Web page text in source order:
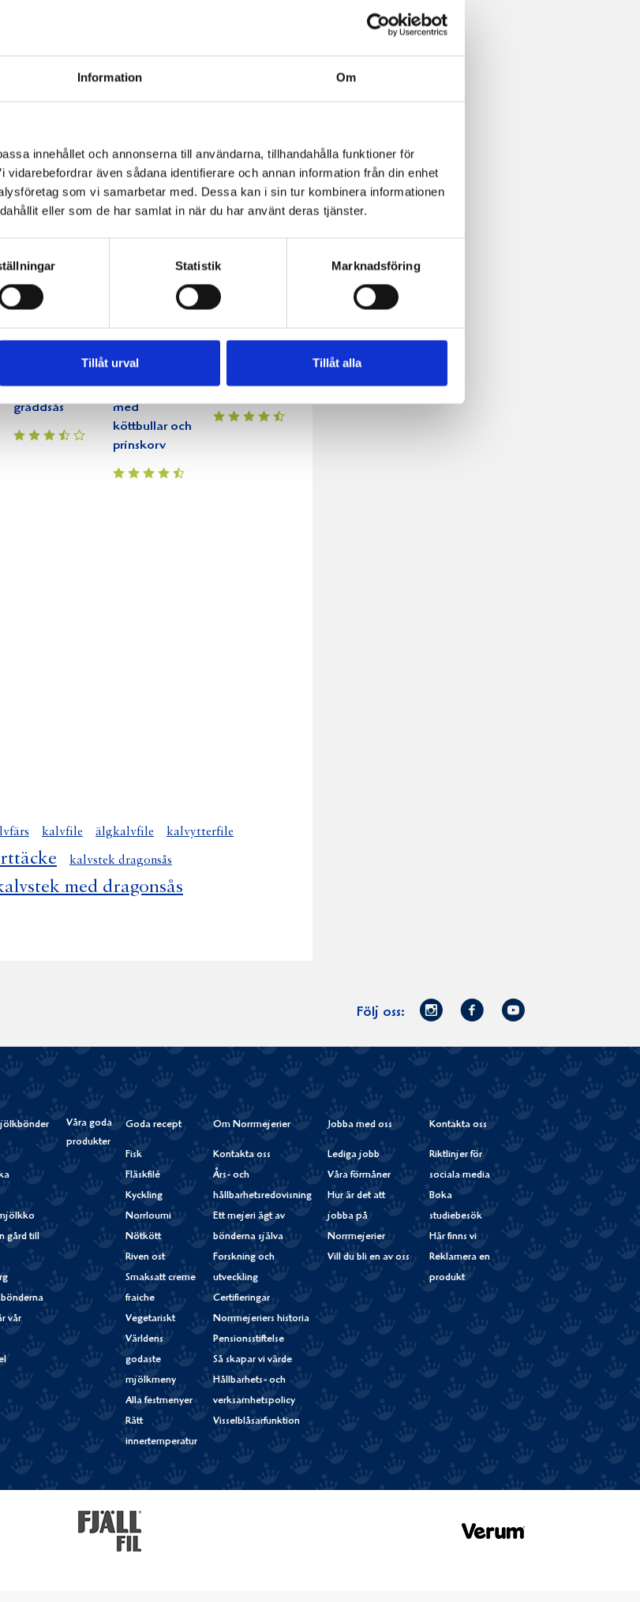
Information Om
innehållet och annonserna till användarna, tillhandahålla funktioner för
även sådana identifierare och annan information från din enhet
som vi samarbetar med. Dessa kan i sin tur kombinera informationen
eller som de har samlat in när du har använt deras tjänster.
Statistik Marknadsföring
Tillåt urval Tillåt alla
Grillad
fläskfilé med
citronsås och
ugnsbakade
Wallenbergare
Rödvinsmarinerad
biff med
rosmarinpotatis
och
Småbiffar i
gräddsås
Minispett
med
köttbullar och
prinskorv
Köttbullar
kalvfile älgkalvfile kalvytterfile
kalvstek dragonsås
med dragonsås
Följ oss:
Norrmejerier
Instagram
Facebook
Youtube
gård till
vår
Våra goda
produkter
Goda recept
Fisk
Fläskfilé
Kyckling
Norrloumi
Nötkött
Riven ost
Smaksatt creme
fraiche
Vegetariskt
Världens
godaste
mjölkmeny
Alla festmenyer
Rätt
innertemperatur
Om Norrmejerier
Kontakta oss
Års- och
hållbarhetsredovisning
Ett mejeri ägt av
bönderna själva
Forskning och
utveckling
Certifieringar
Norrmejeriers historia
Pensionsstiftelse
Så skapar vi värde
Hållbarhets- och
verksamhetspolicy
Visselblåsarfunktion
Jobba med oss
Lediga jobb
Våra förmåner
Hur är det att
jobba på
Norrmejerier
Vill du bli en av oss
Kontakta oss
Riktlinjer för
sociala media
Boka
studiebesök
Här finns vi
Reklamera en
produkt
Fjällfil